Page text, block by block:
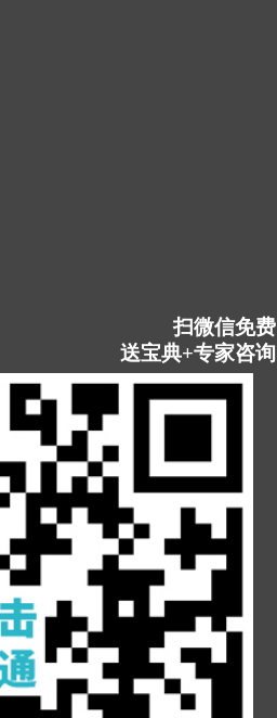
扫微信免费
送宝典+专家咨询